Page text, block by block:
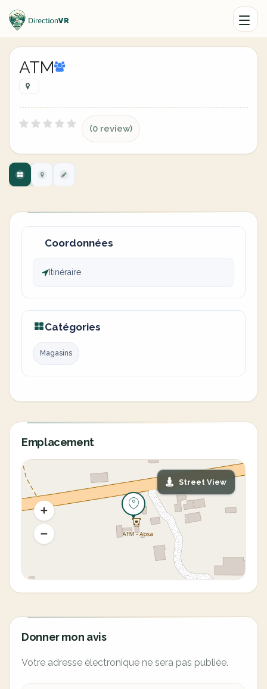
ATM
(0 review)
Coordonnées
Itinéraire
Catégories
Magasins
Emplacement
Street View
Donner mon avis
Votre adresse électronique ne sera pas publiée.